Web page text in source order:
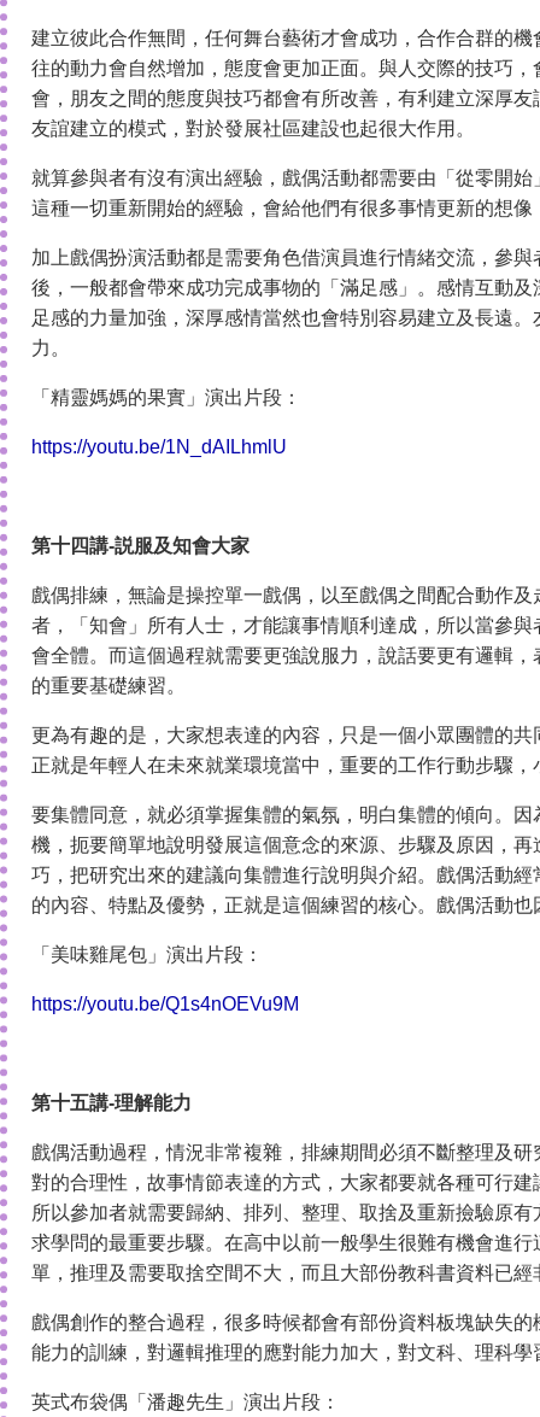
建立彼此合作無間，任何舞台藝術才會成功，合作合群的
往的動力會自然增加，態度會更加正面。與人交際的技巧
會，朋友之間的態度與技巧都會有所改善，有利建立深厚
友誼建立的模式，對於發展社區建設也起很大作用。
就算參與者有沒有演出經驗，戲偶活動都需要由「從零開
這種一切重新開始的經驗，會給他們有很多事情更新的想
加上戲偶扮演活動都是需要角色借演員進行情緒交流，參
後，一般都會帶來成功完成事物的「滿足感」。感情互動
足感的力量加強，深厚感情當然也會特別容易建立及長遠
力。
「精靈媽媽的果實」演出片段：
https://youtu.be/1N_dAILhmlU
第十四講-説服及知會大家
戲偶排練，無論是操控單一戲偶，以至戲偶之間配合動作
者，「知會」所有人士，才能讓事情順利達成，所以當參
會全體。而這個過程就需要更強說服力，說話要更有邏輯
的重要基礎練習。
更為有趣的是，大家想表達的內容，只是一個小眾團體的
正就是年輕人在未來就業環境當中，重要的工作行動步驟
要集體同意，就必須掌握集體的氣氛，明白集體的傾向。
機，扼要簡單地說明發展這個意念的來源、步驟及原因，
巧，把研究出來的建議向集體進行說明與介紹。戲偶活動
的內容、特點及優勢，正就是這個練習的核心。戲偶活動
「美味雞尾包」演出片段：
https://youtu.be/Q1s4nOEVu9M
第十五講-理解能力
戲偶活動過程，情況非常複雜，排練期間必須不斷整理及
對的合理性，故事情節表達的方式，大家都要就各種可行
所以參加者就需要歸納、排列、整理、取捨及重新撿驗原
求學問的最重要步驟。在高中以前一般學生很難有機會進
單，推理及需要取捨空間不大，而且大部份教科書資料已
戲偶創作的整合過程，很多時候都會有部份資料板塊缺失
能力的訓練，對邏輯推理的應對能力加大，對文科、理科
英式布袋偶「潘趣先生」演出片段：